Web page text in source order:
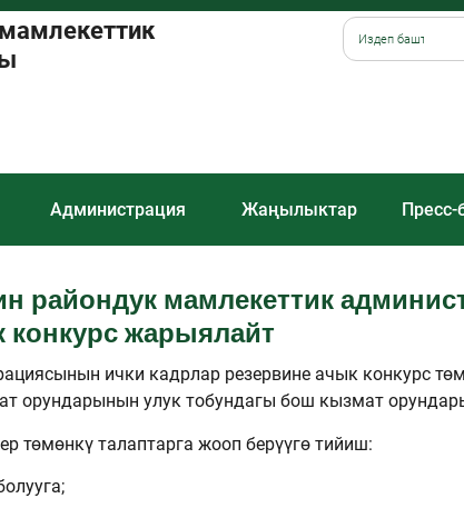
Администрация Жаңылыктар Пресс-
райондук мамлекеттик
конкурс жарыялайт
ички кадрлар резервине ачык конкурс
орундарынын улук тобундагы бош кызмат
төмөнкү талаптарга жооп берүүгө тийиш: